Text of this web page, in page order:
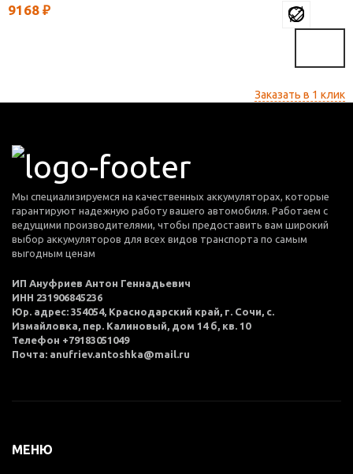
9168 ₽
Заказать в 1 клик
Мы специализируемся на качественных аккумуляторах, которые
гарантируют надежную работу вашего автомобиля. Работаем с
ведущими производителями, чтобы предоставить вам широкий
выбор аккумуляторов для всех видов транспорта по самым
выгодным ценам
ИП Ануфриев Антон Геннадьевич
ИНН 231906845236
Юр. адрес: 354054, Краснодарский край, г. Сочи, с.
Измайловка, пер. Калиновый, дом 14 б, кв. 10
Телефон +79183051049
Почта: anufriev.antoshka@mail.ru
МЕНЮ